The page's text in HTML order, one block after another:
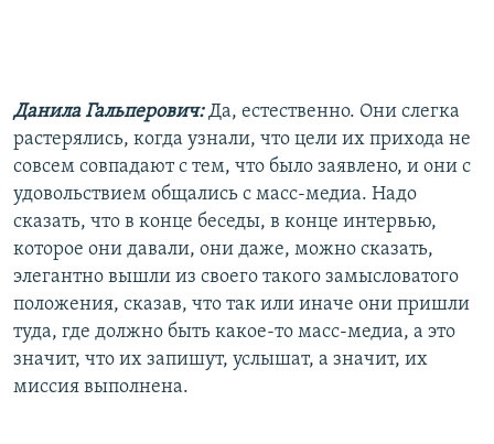
Данила Гальперович: Да, естественно. Они слегка
растерялись, когда узнали, что цели их прихода не
совсем совпадают с тем, что было заявлено, и они с
удовольствием общались с масс-медиа. Надо
сказать, что в конце беседы, в конце интервью,
которое они давали, они даже, можно сказать,
элегантно вышли из своего такого замысловатого
положения, сказав, что так или иначе они пришли
туда, где должно быть какое-то масс-медиа, а это
значит, что их запишут, услышат, а значит, их
миссия выполнена.